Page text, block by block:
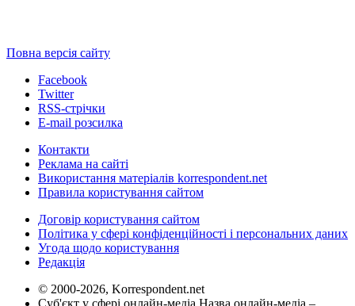
Повна версія сайту
Facebook
Twitter
RSS-стрічки
E-mail розсилка
Контакти
Реклама на сайті
Використання матеріалів korrespondent.net
Правила користування сайтом
Договір користування сайтом
Політика у сфері конфіденційності і персональних даних
Угода щодо користування
Редакція
© 2000-2026, Korrespondent.net
Суб'єкт у сфері онлайн-медіа Назва онлайн-медіа –